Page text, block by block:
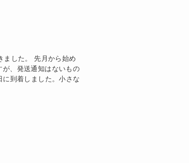
ました。 先月から始め
、発送通知はないもの
到着しました。小さな